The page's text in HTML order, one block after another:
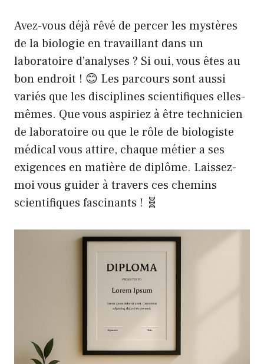
Avez-vous déjà rêvé de percer les mystères
de la biologie en travaillant dans un
laboratoire d’analyses ? Si oui, vous êtes au
bon endroit ! 😊 Les parcours sont aussi
variés que les disciplines scientifiques elles-
mêmes. Que vous aspiriez à être technicien
de laboratoire ou que le rôle de biologiste
médical vous attire, chaque métier a ses
exigences en matière de diplôme. Laissez-
moi vous guider à travers ces chemins
scientifiques fascinants ! 🧬